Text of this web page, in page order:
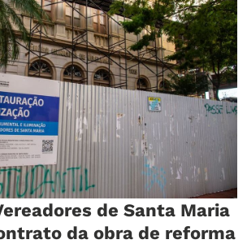
de Santa Maria
da obra de reforma